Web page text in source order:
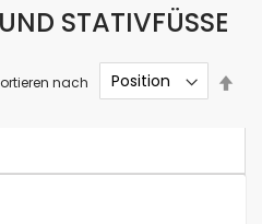
STATIVFÜSSE
nach